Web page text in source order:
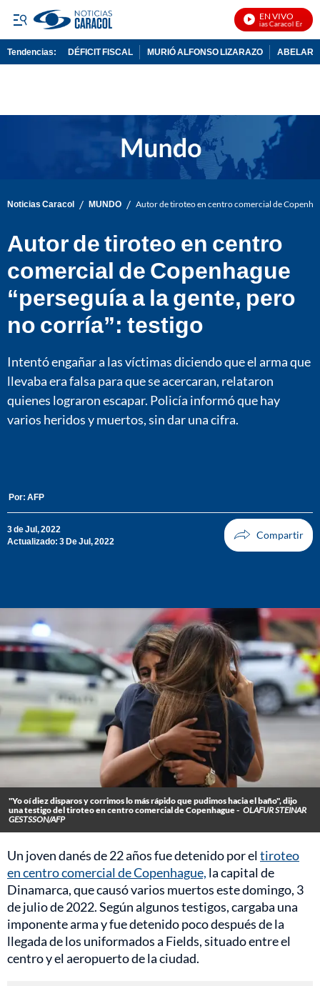
EN VIVO
Noticias Caracol En Vivo
Tendencias: DÉFICIT FISCAL MURIÓ ALFONSO LIZARAZO
Noticias Caracol / MUNDO / Autor de tiroteo en centro comercial de
Autor de tiroteo en centro
comercial de Copenhague
“perseguía a la gente, pero
no corría”: testigo
Intentó engañar a las víctimas diciendo que el arma que
llevaba era falsa para que se acercaran, relataron
quienes lograron escapar. Policía informó que hay
varios heridos y muertos, sin dar una cifra.
Por: AFP
3 de Jul, 2022
Actualizado: 3 De Jul, 2022
"Yo oí diez disparos y corrimos lo más rápido que pudimos hacia el baño", dijo
una testigo del tiroteo en centro comercial de Copenhague - OLAFUR STEINAR
GESTSSON/AFP
Un joven danés de 22 años fue detenido por eltiroteo
en centro comercial de Copenhague, la capital de
Dinamarca, que causó varios muertos este domingo, 3
de julio de 2022. Según algunos testigos, cargaba una
imponente arma y fue detenido poco después de la
llegada de los uniformados a Fields, situado entre el
centro y el aeropuerto de la ciudad.